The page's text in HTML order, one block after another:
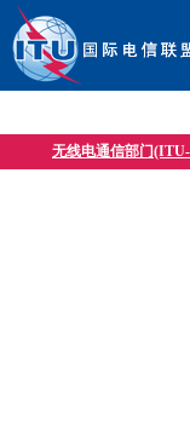
无线电通信部门